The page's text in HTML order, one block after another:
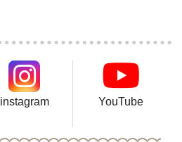
instagram YouTube